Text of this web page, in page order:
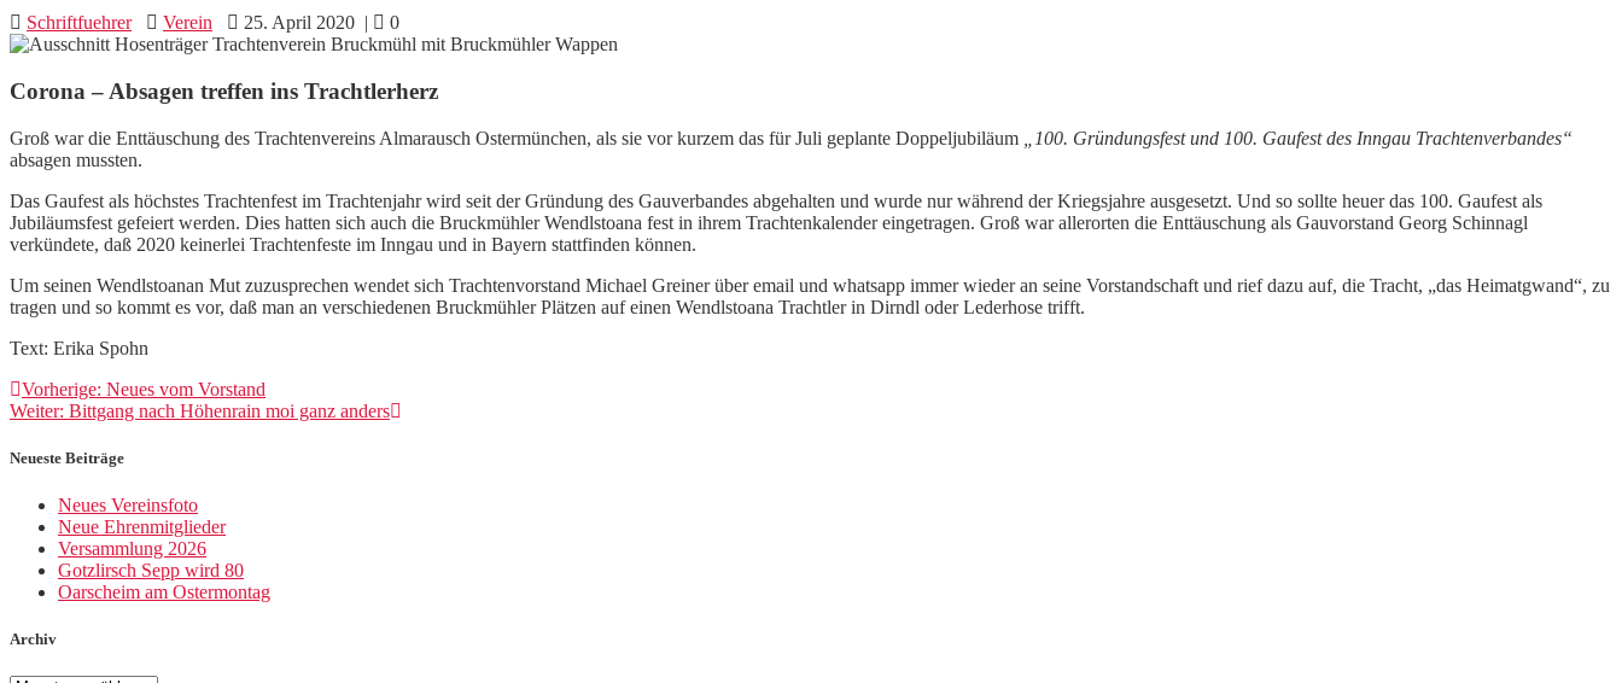
Schriftfuehrer Verein 25. April 2020 | 0
Corona – Absagen treffen ins Trachtlerherz
Groß war die Enttäuschung des Trachtenvereins Almarausch Ostermünchen, als sie vor kurzem das für Juli geplante Doppeljubiläum
„100. Gründungsfest und 100. Gaufest des Inngau Trachtenverbandes“
absagen mussten.
Das Gaufest als höchstes Trachtenfest im Trachtenjahr wird seit der Gründung des Gauverbandes abgehalten und wurde nur während der Kriegsjahre ausgesetzt. Und so sollte heuer das 100. Gaufest als
Jubiläumsfest gefeiert werden. Dies hatten sich auch die Bruckmühler Wendlstoana fest in ihrem Trachtenkalender eingetragen. Groß war allerorten die Enttäuschung als Gauvorstand Georg Schinnagl
verkündete, daß 2020 keinerlei Trachtenfeste im Inngau und in Bayern stattfinden können.
Um seinen Wendlstoanan Mut zuzusprechen wendet sich Trachtenvorstand Michael Greiner über email und whatsapp immer wieder an seine Vorstandschaft und rief dazu auf, die Tracht, „das Heimatgwand“, zu
tragen und so kommt es vor, daß man an verschiedenen Bruckmühler Plätzen auf einen Wendlstoana Trachtler in Dirndl oder Lederhose trifft.
Text: Erika Spohn
Beitragsnavigation
Vorherige: Vorheriger
Beitrag:
Neues vom Vorstand
Weiter: Nächster
Bittgang nach Höhenrain moi ganz anders
Neueste Beiträge
Neues Vereinsfoto
Neue Ehrenmitglieder
Versammlung 2026
Gotzlirsch Sepp wird 80
Oarscheim am Ostermontag
Archiv